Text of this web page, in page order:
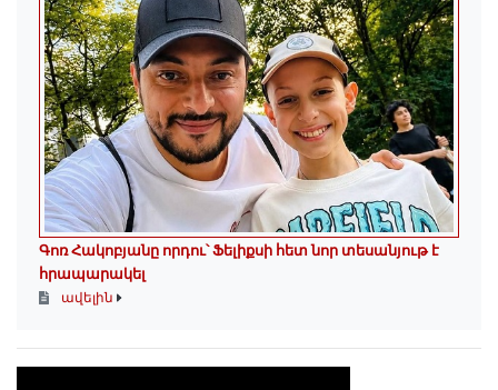
Գոռ Հակոբյանը որդու՝ Ֆելիքսի հետ նոր տեսանյութ է
հրապարակել
ավելին